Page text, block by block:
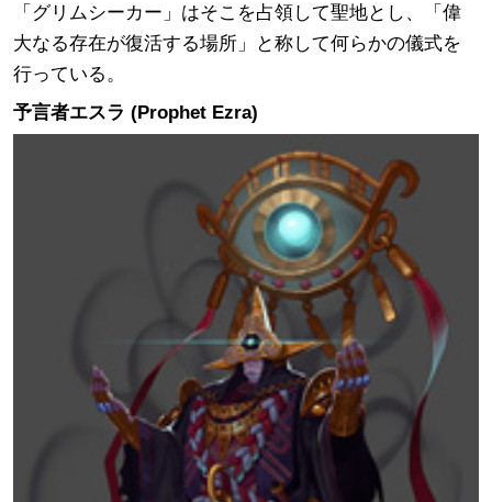
「グリムシーカー」はそこを占領して聖地とし、「偉
大なる存在が復活する場所」と称して何らかの儀式を
行っている。
予言者エスラ (Prophet Ezra)